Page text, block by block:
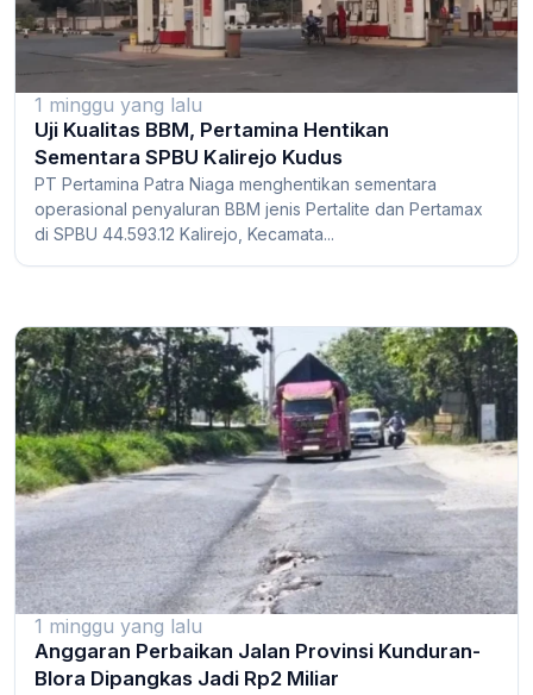
1 minggu yang lalu
Uji Kualitas BBM, Pertamina Hentikan
Sementara SPBU Kalirejo Kudus
PT Pertamina Patra Niaga menghentikan sementara
operasional penyaluran BBM jenis Pertalite dan Pertamax
di SPBU 44.593.12 Kalirejo, Kecamata...
1 minggu yang lalu
Anggaran Perbaikan Jalan Provinsi Kunduran-
Blora Dipangkas Jadi Rp2 Miliar